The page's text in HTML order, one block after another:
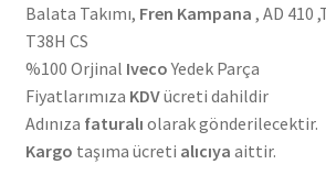
Balata Takımı, Fren Kampana , AD 410
T38H CS
%100 Orjinal IvecoYedek Parça
Fiyatlarımıza KDVücreti dahildir
Adınıza faturalı olarak gönderilecektir.
Kargo taşıma ücreti alıcıya aittir.